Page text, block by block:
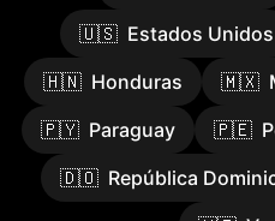
🇺🇸 Estados Unidos
🇭🇳 Honduras 🇲🇽
🇵🇾 Paraguay 🇵🇪
🇩🇴 República